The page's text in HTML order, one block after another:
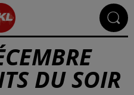
DU SOIR